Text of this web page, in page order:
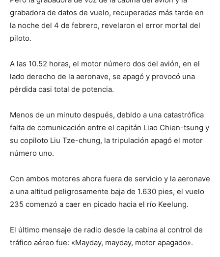
grabadora de datos de vuelo, recuperadas más tarde en
la noche del 4 de febrero, revelaron el error mortal del
piloto.
A las 10.52 horas, el motor número dos del avión, en el
lado derecho de la aeronave, se apagó y provocó una
pérdida casi total de potencia.
Menos de un minuto después, debido a una catastrófica
falta de comunicación entre el capitán Liao Chien-tsung y
su copiloto Liu Tze-chung, la tripulación apagó el motor
número uno.
Con ambos motores ahora fuera de servicio y la aeronave
a una altitud peligrosamente baja de 1.630 pies, el vuelo
235 comenzó a caer en picado hacia el río Keelung.
El último mensaje de radio desde la cabina al control de
tráfico aéreo fue: «Mayday, mayday, motor apagado».